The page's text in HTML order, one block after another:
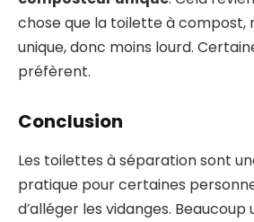
chose que la toilette à compost,
unique, donc moins lourd.
préfèrent.
Conclusion
Les toilettes à séparation sont
pratique pour certaines
d’alléger les vidanges. Beaucoup